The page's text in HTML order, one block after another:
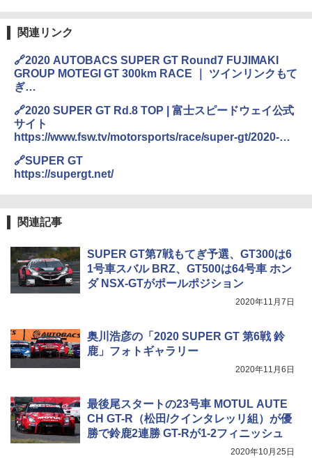
関連リンク
🔗2020 AUTOBACS SUPER GT Round7 FUJIMAKI
GROUP MOTEGI GT 300km RACE ｜ ツインリンクもて
ぎ
🔗2020 SUPER GT Rd.8 TOP | 富士スピードウェイ公式
サイト
https://www.fsw.tv/motorsports/race/super-gt/2020-
🔗SUPER GT
https://supergt.net/
関連記事
SUPER GT第7戦もてぎ予選、GT300は6
1号車スバル BRZ、GT500は64号車 ホン
ダ NSX-GTがポールポジション
2020年11月7日
奥川浩彦の「2020 SUPER GT 第6戦 鈴
鹿」フォトギャラリー
2020年11月6日
最後尾スタートの23号車 MOTUL AUTE
CH GT-R（松田/クインタレッリ組）が優
勝で鈴鹿2連勝 GT-Rが1-2フィニッシュ
2020年10月25日